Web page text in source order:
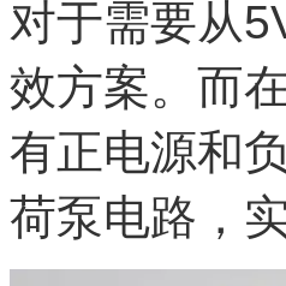
对于需要从
效方案。而
有正电源和
荷泵电路，